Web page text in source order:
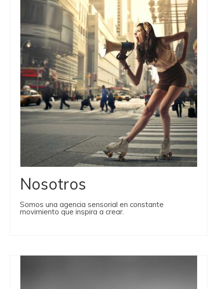
Nosotros
Somos una agencia sensorial en constante
movimiento que inspira a crear.